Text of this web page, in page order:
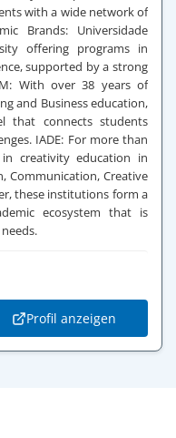
with a wide network of
Brands: Universidade
offering programs in
supported by a strong
With over 38 years of
and Business education,
that connects students
IADE: For more than
creativity education in
Communication, Creative
these institutions form a
ecosystem that is
Profil anzeigen